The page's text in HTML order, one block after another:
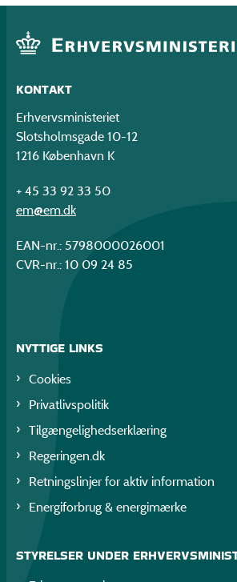
KONTAKT
Erhvervsministeriet
Slotsholmsgade 10-12
1216 København K
+ 45 33 92 33 50
em@em.dk
EAN-nr.: 5798000026001
CVR-nr.: 10 09 24 85
NYTTIGE LINKS
Cookies
Privatlivspolitik
Tilgængelighedserklæring
Regeringen.dk
Retningslinjer for aktiv information
Energiforbrug & energimærke
STYRELSER UNDER